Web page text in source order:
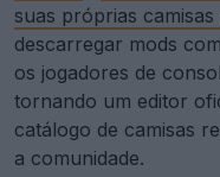
suas próprias
descarregar mods
os jogadores de
tornando um editor
catálogo de camisas
a comunidade.